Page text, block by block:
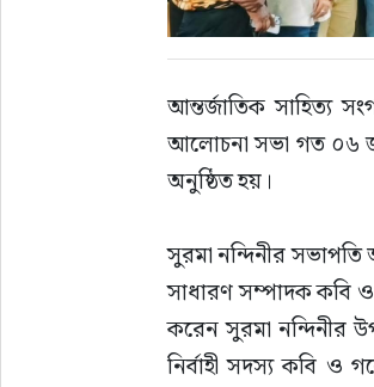
আন্তর্জাতিক সাহিত্য
আলোচনা সভা গত ০৬
অনুষ্ঠিত হয়।
‎সুরমা নন্দিনীর
সাধারণ সম্পাদক কবি
করেন সুরমা নন্দিনীর
নির্বাহী সদস্য কবি